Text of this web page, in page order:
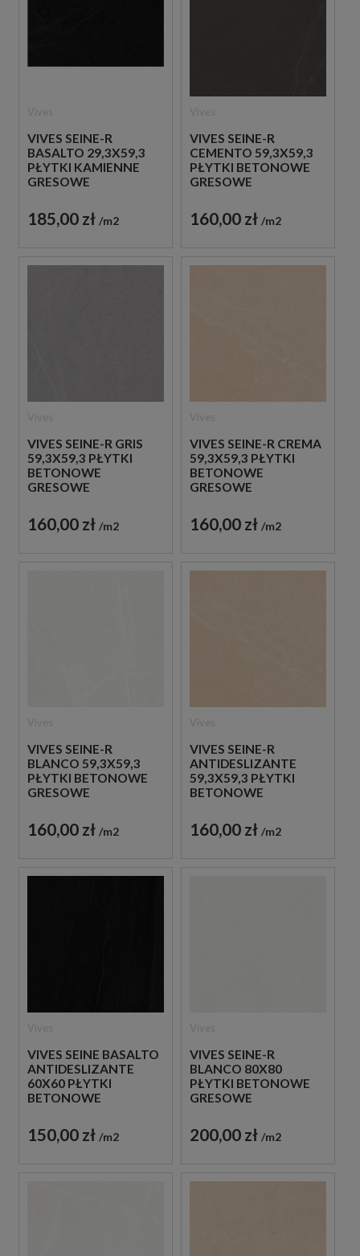
VIVES SEINE-R
BASALTO 29,3X59,3
PŁYTKI KAMIENNE
GRESOWE
185,00 zł m2
VIVES SEINE-R
CEMENTO 59,3X59,3
PŁYTKI BETONOWE
GRESOWE
160,00 zł m2
VIVES SEINE-R GRIS
59,3X59,3 PŁYTKI
BETONOWE
GRESOWE
160,00 zł m2
VIVES SEINE-R CREMA
59,3X59,3 PŁYTKI
BETONOWE
GRESOWE
160,00 zł m2
VIVES SEINE-R
BLANCO 59,3X59,3
PŁYTKI BETONOWE
GRESOWE
160,00 zł m2
VIVES SEINE-R
ANTIDESLIZANTE
59,3X59,3 PŁYTKI
BETONOWE
160,00 zł m2
VIVES SEINE BASALTO
ANTIDESLIZANTE
60X60 PŁYTKI
BETONOWE
150,00 zł m2
VIVES SEINE-R
BLANCO 80X80
PŁYTKI BETONOWE
GRESOWE
200,00 zł m2